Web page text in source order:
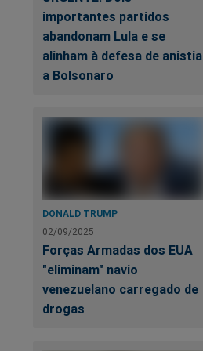
importantes partidos
abandonam Lula e se
alinham à defesa de anistia
a Bolsonaro
DONALD TRUMP
02/09/2025
Forças Armadas dos EUA
"eliminam" navio
venezuelano carregado de
drogas